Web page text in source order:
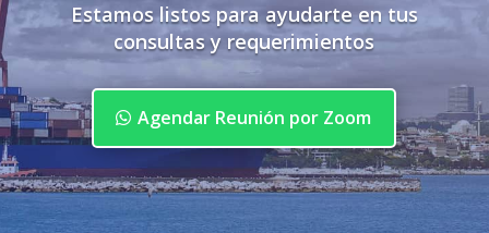
Estamos listos para ayudarte en tus
consultas y requerimientos
Agendar Reunión por Zoom